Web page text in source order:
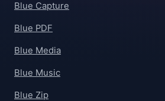
Blue Capture
Blue PDF
Blue Media
Blue Music
Blue Zip